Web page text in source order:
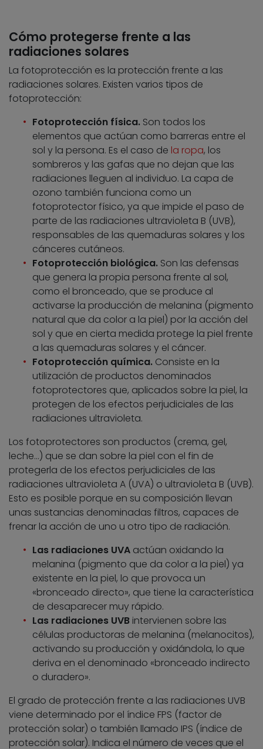
Cómo protegerse frente a las
radiaciones solares
La fotoprotección es la protección frente a las
radiaciones solares. Existen varios tipos de
fotoprotección:
Fotoprotección física. Son todos los
elementos que actúan como barreras entre el
sol y la persona. Es el caso de la ropa, los
sombreros y las gafas que no dejan que las
radiaciones lleguen al individuo. La capa de
ozono también funciona como un
fotoprotector físico, ya que impide el paso de
parte de las radiaciones ultravioleta B (UVB),
responsables de las quemaduras solares y los
cánceres cutáneos.
Fotoprotección biológica. Son las defensas
que genera la propia persona frente al sol,
como el bronceado, que se produce al
activarse la producción de melanina (pigmento
natural que da color a la piel) por la acción del
sol y que en cierta medida protege la piel frente
a las quemaduras solares y el cáncer.
Fotoprotección química. Consiste en la
utilización de productos denominados
fotoprotectores que, aplicados sobre la piel, la
protegen de los efectos perjudiciales de las
radiaciones ultravioleta.
Los fotoprotectores son productos (crema, gel,
leche…) que se dan sobre la piel con el fin de
protegerla de los efectos perjudiciales de las
radiaciones ultravioleta A (UVA) o ultravioleta B (UVB).
Esto es posible porque en su composición llevan
unas sustancias denominadas filtros, capaces de
frenar la acción de uno u otro tipo de radiación.
Las radiaciones UVA actúan oxidando la
melanina (pigmento que da color a la piel) ya
existente en la piel, lo que provoca un
«bronceado directo», que tiene la característica
de desaparecer muy rápido.
Las radiaciones UVB intervienen sobre las
células productoras de melanina (melanocitos),
activando su producción y oxidándola, lo que
deriva en el denominado «bronceado indirecto
o duradero».
El grado de protección frente a las radiaciones UVB
viene determinado por el índice FPS (factor de
protección solar) o también llamado IPS (índice de
protección solar). Indica el número de veces que el